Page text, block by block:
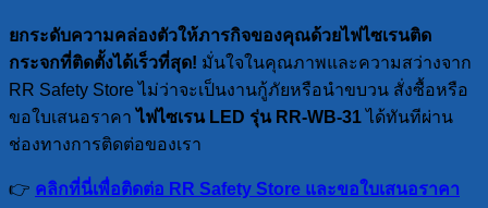
ยกระดับความคล่องตัวให้ภารกิจของคุณด้วยไฟไซเรนติด
กระจกที่ติดตั้งได้เร็วที่สุด! มั่นใจในคุณภาพและความสว่างจาก
RR Safety Store ไม่ว่าจะเป็นงานกู้ภัยหรือนำขบวน สั่งซื้อหรือ
ขอใบเสนอราคาไฟไซเรน LED รุ่น RR-WB-31ได้ทันทีผ่าน
ช่องทางการติดต่อของเรา
👉 คลิกที่นี่เพื่อติดต่อ RR Safety Store และขอใบเสนอราคา